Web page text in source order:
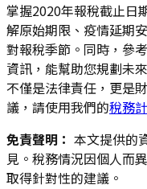
掌握2020年報稅截止日
解原始期限、疫情延期
對報稅季節。同時，參
資訊，能幫助您規劃未
不僅是法律責任，更是
議，請使用我們的稅務
免責聲明： 本文提供的
見。稅務情況因個人而
取得針對性的建議。